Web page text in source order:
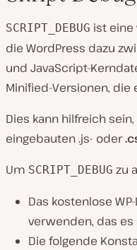
SCRIPT_DEBUG ist eine
die WordPress dazu
und JavaScript-
Minified-Versionen,
Dies kann hilfreich
eingebauten .js- oder
Um SCRIPT_DEBUG zu
Das kostenlose
verwenden, das
Die folgende